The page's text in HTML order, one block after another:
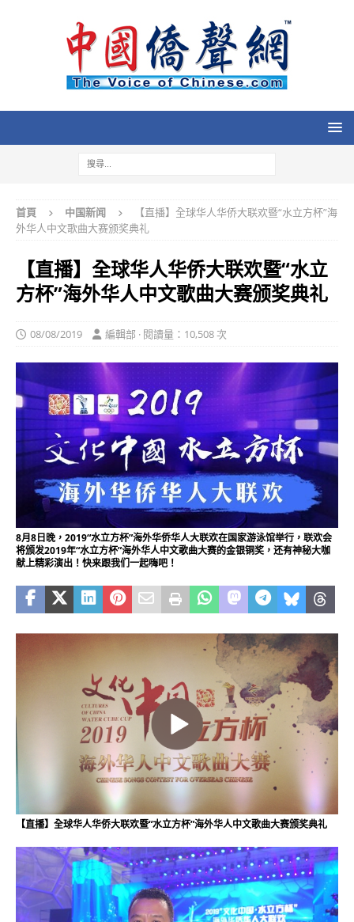
首頁 中国新闻
【直播】全球华人华侨大联欢暨“水立方杯”海
外华人中文歌曲大赛颁奖典礼
【直播】全球华人华侨大联欢暨“水立
方杯”海外华人中文歌曲大赛颁奖典礼
08/08/2019 編輯部 · 閱讀量：10,508 次
8月8日晚，2019“水立方杯”海外华侨华人大联欢在国家游泳馆举行，联欢会
将颁发2019年“水立方杯”海外华人中文歌曲大赛的金银铜奖，还有神秘大咖
献上精彩演出！快来跟我们一起嗨吧！
【直播】全球华人华侨大联欢暨“水立方杯”海外华人中文歌曲大赛颁奖典礼